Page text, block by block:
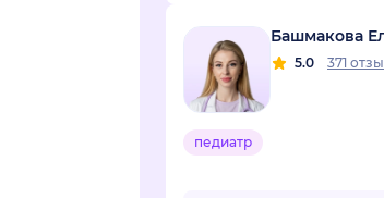
Башмакова
5.0 371
педиатр